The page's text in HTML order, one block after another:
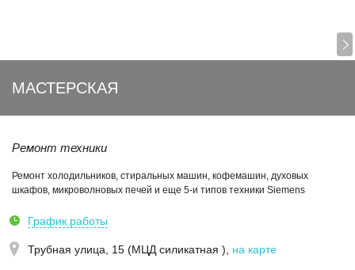
МАСТЕРСКАЯ
Ремонт техники
Ремонт холодильников, стиральных машин, кофемашин, духовых
шкафов, микроволновых печей и еще 5-и типов техники Siemens
График работы
Трубная улица, 15 (МЦД силикатная ) на карте